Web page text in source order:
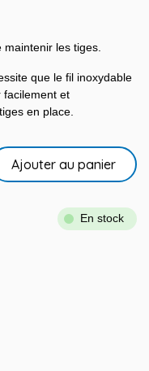
les tiges.
que le fil inoxydable
facilement et
en place.
Ajouter au panier
En stock